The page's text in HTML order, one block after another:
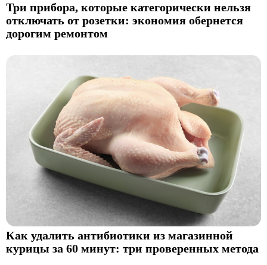
Три прибора, которые категорически нельзя
отключать от розетки: экономия обернется
дорогим ремонтом
Как удалить антибиотики из магазинной
курицы за 60 минут: три проверенных метода